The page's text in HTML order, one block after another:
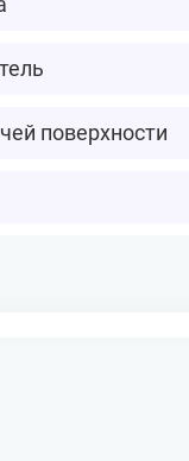
поверхности